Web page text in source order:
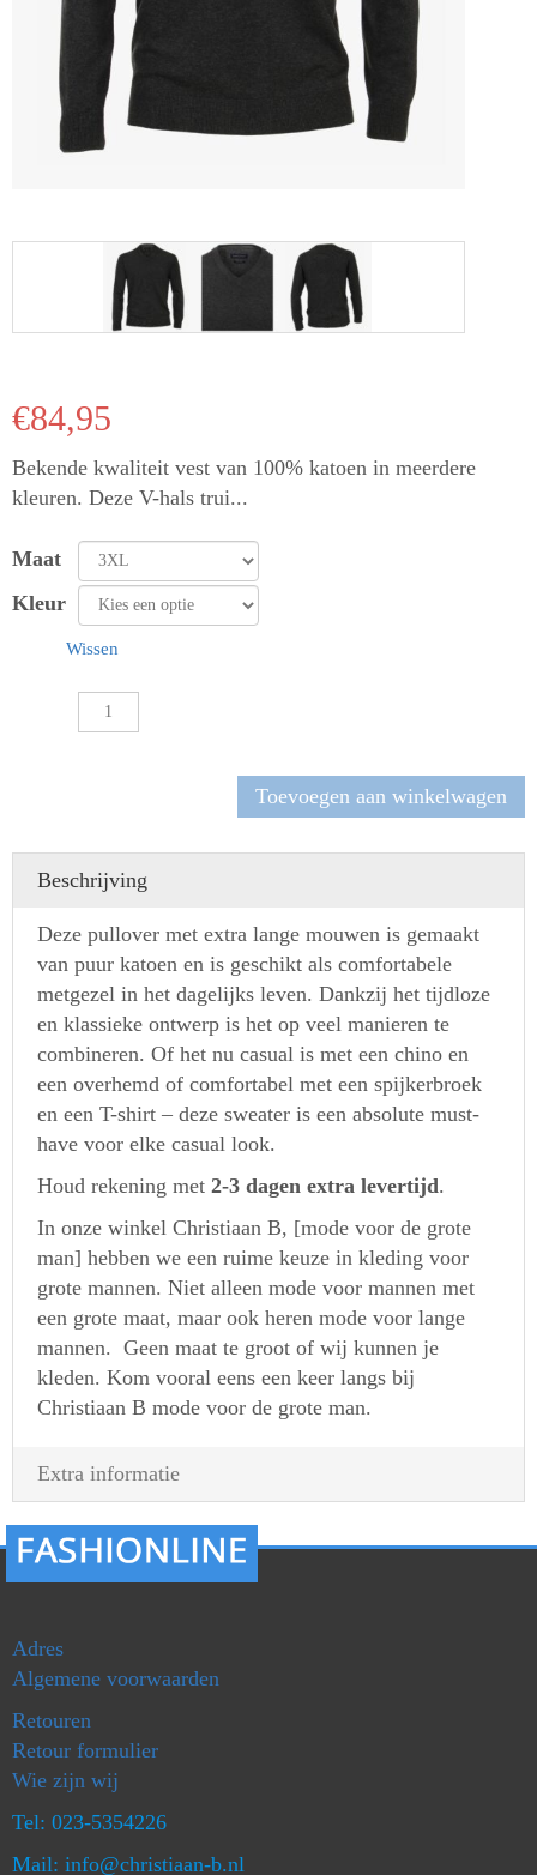
€84,95
Bekende kwaliteit vest van 100% katoen in meerdere
kleuren. Deze V-hals trui...
Maat
Kleur
Wissen
aantal
Toevoegen aan winkelwagen
Beschrijving
Deze pullover met extra lange mouwen is gemaakt
van puur katoen en is geschikt als comfortabele
metgezel in het dagelijks leven. Dankzij het tijdloze
en klassieke ontwerp is het op veel manieren te
combineren. Of het nu casual is met een chino en
een overhemd of comfortabel met een spijkerbroek
en een T-shirt – deze sweater is een absolute must-
have voor elke casual look.
Houd rekening met 2-3 dagen extra levertijd.
In onze winkel Christiaan B, [mode voor de grote
man] hebben we een ruime keuze in kleding voor
grote mannen. Niet alleen mode voor mannen met
een grote maat, maar ook heren mode voor lange
mannen. Geen maat te groot of wij kunnen je
kleden. Kom vooral eens een keer langs bij
Christiaan B mode voor de grote man.
Extra informatie
Adres
Algemene voorwaarden
Retouren
Retour formulier
Wie zijn wij
Tel: 023-5354226
Mail: info@christiaan-b.nl